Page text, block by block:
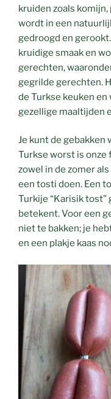
kruiden zoals
wordt in een
gedroogd en
kruidige smaak en
gerechten,
gegrilde gerechten.
de Turkse keuken
gezellige maaltijden
Je kunt de gebakken
Turkse worst is onze
zowel in de zomer
een tosti doen. Een
Turkije “Karisik tost”
betekent. Voor een
niet te bakken; je
en een plakje kaas